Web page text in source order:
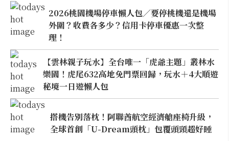
2026桃園機場停車懶人包／要停桃機還是機場
外圍？收費各多少？信用卡停車優惠一次整
理！
【雲林親子玩水】全台唯一「虎爺主題」叢林水
樂園！虎尾632高地免門票回歸，玩水＋4大順遊
秘境一日遊懶人包
搭機告別落枕！阿聯酋航空經濟艙座椅升級，
全球首創「U-Dream頭枕」包覆頭頸超好睡